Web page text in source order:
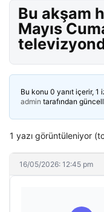
Bu akşam
Mayıs
Bu konu 0 yanıt içerir, 1
admin tarafından
1 yazı görüntüleniyor
16/05/2026: 12:45 pm